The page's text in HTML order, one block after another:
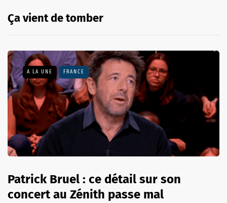
Ça vient de tomber
A LA UNE FRANCE
Patrick Bruel : ce détail sur son
concert au Zénith passe mal